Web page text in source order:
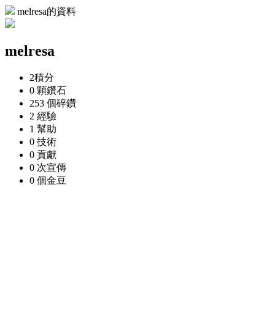
melresa的資料
melresa
2積分
0 顆鑽石
253 個碎鑽
2 經驗
1 幫助
0 技術
0 貢獻
0 次宣傳
0 個金豆